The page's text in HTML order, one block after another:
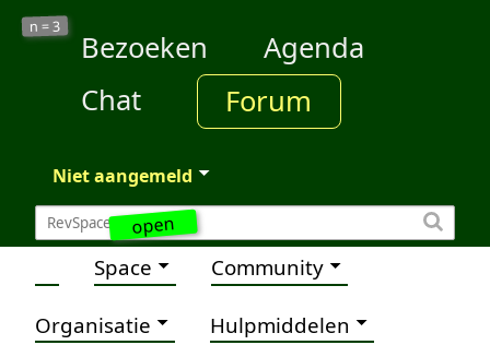
open
n =3
Bezoeken
Agenda
Chat
Forum
Niet aangemeld
Space Community
Organisatie Hulpmiddelen